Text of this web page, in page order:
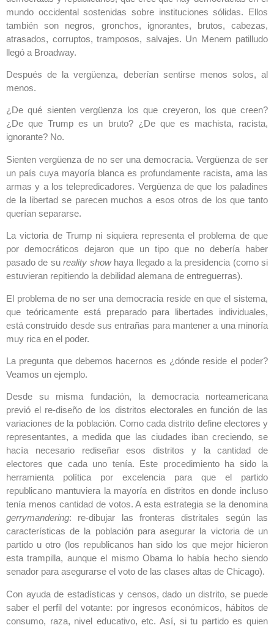
mundo occidental sostenidas sobre instituciones sólidas. Ellos
también son negros, gronchos, ignorantes, brutos, cabezas,
atrasados, corruptos, tramposos, salvajes. Un Menem patilludo
llegó a Broadway.
Después de la vergüenza, deberían sentirse menos solos, al
menos.
¿De qué sienten vergüenza los que creyeron, los que creen?
¿De que Trump es un bruto? ¿De que es machista, racista,
ignorante? No.
Sienten vergüenza de no ser una democracia. Vergüenza de ser
un país cuya mayoría blanca es profundamente racista, ama las
armas y a los telepredicadores. Vergüenza de que los paladines
de la libertad se parecen muchos a esos otros de los que tanto
querían separarse.
La victoria de Trump ni siquiera representa el problema de que
por democráticos dejaron que un tipo que no debería haber
pasado de sureality show haya llegado a la presidencia (como si
estuvieran repitiendo la debilidad alemana de entreguerras).
El problema de no ser una democracia reside en que el sistema,
que teóricamente está preparado para libertades individuales,
está construido desde sus entrañas para mantener a una minoría
muy rica en el poder.
La pregunta que debemos hacernos es ¿dónde reside el poder?
Veamos un ejemplo.
Desde su misma fundación, la democracia norteamericana
previó el re-diseño de los distritos electorales en función de las
variaciones de la población. Como cada distrito define electores y
representantes, a medida que las ciudades iban creciendo, se
hacía necesario rediseñar esos distritos y la cantidad de
electores que cada uno tenía. Este procedimiento ha sido la
herramienta política por excelencia para que el partido
republicano mantuviera la mayoría en distritos en donde incluso
tenía menos cantidad de votos. A esta estrategia se la denomina
gerrymandering: re-dibujar las fronteras distritales según las
características de la población para asegurar la victoria de un
partido u otro (los republicanos han sido los que mejor hicieron
esta trampilla, aunque el mismo Obama lo había hecho siendo
senador para asegurarse el voto de las clases altas de Chicago).
Con ayuda de estadísticas y censos, dado un distrito, se puede
saber el perfil del votante: por ingresos económicos, hábitos de
consumo, raza, nivel educativo, etc. Así, si tu partido es quien